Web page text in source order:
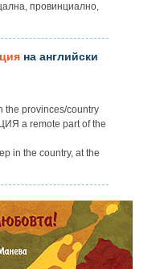
провинциално,
на английски
provinces/country
a remote part of the
in the country, at the